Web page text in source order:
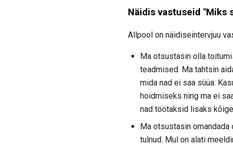
Näidis vastuseid "Miks
Allpool on näidiseintervjuu
Ma otsustasin olla
teadmised. Ma tahtsin
mida nad ei saa süüa.
hoidmiseks ning ma ei
nad töötaksid lisaks
Ma otsustasin
tulnud. Mul on alati